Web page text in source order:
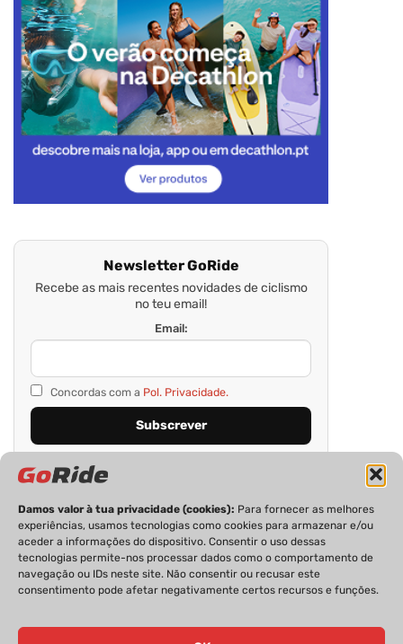
Damos valor à tua privacidade (cookies): Para fornecer as melhores
experiências, usamos tecnologias como cookies para armazenar e/ou
aceder a informações do dispositivo. Consentir o uso dessas
tecnologias permite-nos processar dados como o comportamento de
navegação ou IDs neste site. Não consentir ou recusar este
consentimento pode afetar negativamente certos recursos e funções.
Newsletter GoRide
Recebe as mais recentes novidades de ciclismo
no teu email!
Email:
Concordas com a Pol. Privacidade.
PRIVACIDADE FICHA TÉCNICA
ESTATUTO EDITORIAL